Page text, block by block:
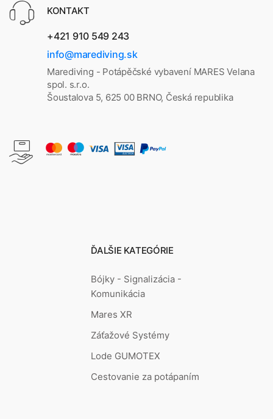
KONTAKT
+421 910 549 243
info@marediving.sk
Marediving - Potápěčské vybavení MARES Velana
spol. s.r.o.
Šoustalova 5, 625 00 BRNO, Česká republika
ĎALŠIE KATEGÓRIE
Bójky - Signalizácia -
Komunikácia
Mares XR
Záťažové Systémy
Lode GUMOTEX
Cestovanie za potápaním